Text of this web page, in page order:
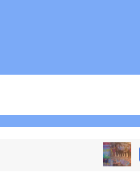
KARAITIVU